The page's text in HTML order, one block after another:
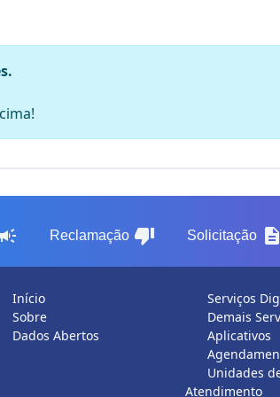
Reclamação thumb_down Solicitação description
Início
Sobre
Dados Abertos
Serviços
Demais
Aplicativos
Unidades
Atendimento